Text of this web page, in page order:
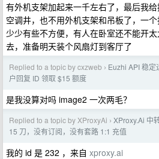
有外机支架加起来一千左右了，最后我
空调井，也不用外机支架和吊板了，一
少少有些不方便，有人在卧室还不能开
去，准备明天装个风扇灯到客厅了
Replied to a topic by cxzweb › Euzhi API 稳定
户回复 ID 领取 $15 额度
是我没算对吗 image2 一次两毛？
Replied to a topic by XProxyAi › XProxy.Ai 中
15 刀，没有订阅，没有套路 1:1 充值
我的 id 是 232 ，来自 xproxy.ai